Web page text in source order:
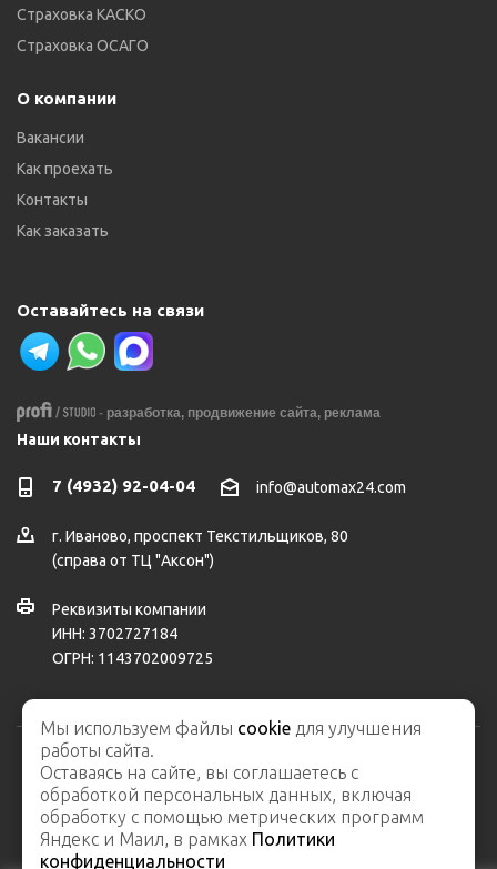
Страховка КАСКО
Страховка ОСАГО
О компании
Вакансии
Как проехать
Контакты
Как заказать
Оставайтесь на связи
- разработка, продвижение сайта, реклама
Наши контакты
7 (4932) 92-04-04 info@automax24.com
г. Иваново, проспект Текстильщиков, 80
(справа от ТЦ "Аксон")
Реквизиты компании
ИНН: 3702727184
ОГРН: 1143702009725
2026 © ООО "АвтоМакс" – интернет-магазин автозапчастей и
автосервис
Карта сайта
Мы используем файлы cookie для улучшения
работы сайта.
Оставаясь на сайте, вы соглашаетесь с
обработкой персональных данных, включая
обработку с помощью метрических программ
Яндекс и Маил, в рамках Политики
конфиденциальности